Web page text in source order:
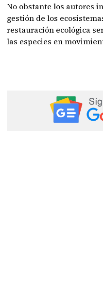
No obstante los autores
gestión de los
restauración ecológica
las especies en